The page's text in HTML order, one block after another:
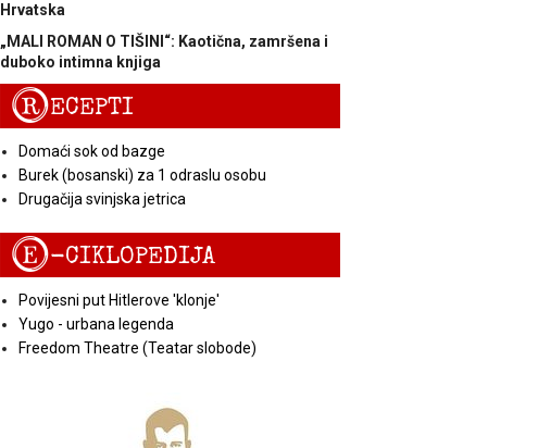
Hrvatska
„MALI ROMAN O TIŠINI“: Kaotična, zamršena i
duboko intimna knjiga
RECEPTI
Domaći sok od bazge
Burek (bosanski) za 1 odraslu osobu
Drugačija svinjska jetrica
E-CIKLOPEDIJA
Povijesni put Hitlerove 'klonje'
Yugo - urbana legenda
Freedom Theatre (Teatar slobode)